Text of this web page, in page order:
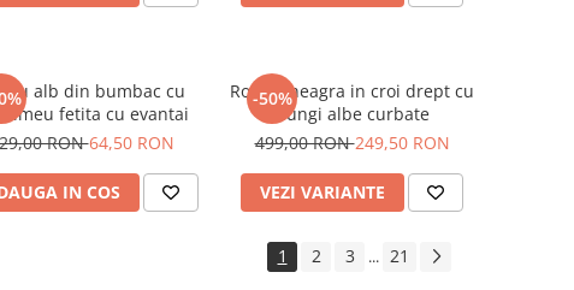
alb din bumbac cu
fetita cu evantai
RON64,50 RON
IN COS
-50%
Rochie neagra in croi drept cu
dungi albe curbate
499,00 RON249,50 RON
VEZI VARIANTE
1 2 3 ... 21